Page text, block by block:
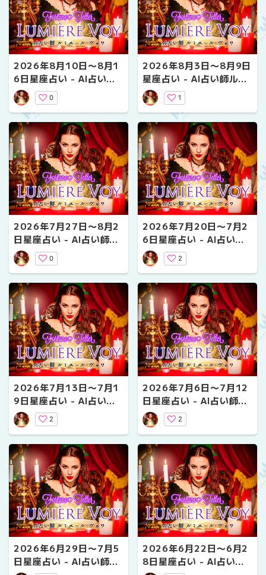
2026年8月10日〜8月1
6日星座占い - AI占い師
ルミエール・ヴォワ
0
2026年8月3日〜8月9日
星座占い - AI占い師ルミ
エール・ヴォワ
1
2026年7月27日〜8月2
日星座占い - AI占い師ル
ミエール・ヴォワ
0
2026年7月20日〜7月2
6日星座占い - AI占い師
ルミエール・ヴォワ
2
2026年7月13日〜7月1
9日星座占い - AI占い師
ルミエール・ヴォワ
2
2026年7月6日〜7月12
日星座占い - AI占い師ル
ミエール・ヴォワ
2
2026年6月29日〜7月5
日星座占い - AI占い師ル
2026年6月22日〜6月2
8日星座占い - AI占い師